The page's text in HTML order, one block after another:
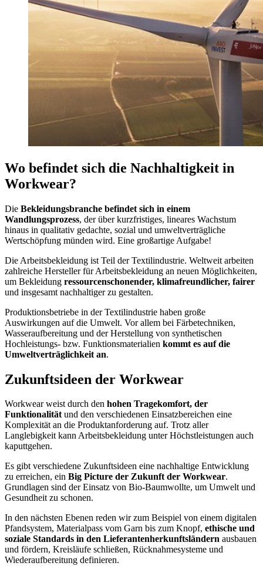
Wo befindet sich die Nachhaltigkeit in
Workwear?
Die Bekleidungsbranche befindet sich in einem
Wandlungsprozess, der über kurzfristiges, lineares Wachstum
hinaus in qualitativ gedachte, sozial und umweltverträgliche
Wertschöpfung münden wird. Eine großartige Aufgabe!
Die Arbeitsbekleidung ist Teil der Textilindustrie. Weltweit arbeiten
zahlreiche Hersteller für Arbeitsbekleidung an neuen Möglichkeiten,
um Bekleidung ressourcenschonender, klimafreundlicher, fairer
und insgesamt nachhaltiger zu gestalten.
Produktionsbetriebe in der Textilindustrie haben große
Auswirkungen auf die Umwelt. Vor allem bei Färbetechniken,
Wasseraufbereitung und der Herstellung von synthetischen
Hochleistungs- bzw. Funktionsmaterialien kommt es auf die
Umweltverträglichkeit an.
Zukunftsideen der Workwear
Workwear weist durch den hohen Tragekomfort, der
Funktionalitätund den verschiedenen Einsatzbereichen eine
Komplexität an die Produktanforderung auf. Trotz aller
Langlebigkeit kann Arbeitsbekleidung unter Höchstleistungen auch
kaputtgehen.
Es gibt verschiedene Zukunftsideen eine nachhaltige Entwicklung
zu erreichen, ein Big Picture der Zukunft der Workwear.
Grundlagen sind der Einsatz von Bio-Baumwollte, um Umwelt und
Gesundheit zu schonen.
In den nächsten Ebenen reden wir zum Beispiel von einem digitalen
Pfandsystem, Materialpass vom Garn bis zum Knopf, ethische und
soziale Standards in den Lieferantenherkunftsländern ausbauen
und fördern, Kreisläufe schließen, Rücknahmesysteme und
Wiederaufbereitung definieren.